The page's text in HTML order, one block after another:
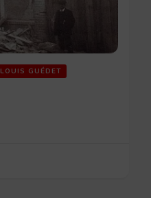
LOUIS GUÉDET